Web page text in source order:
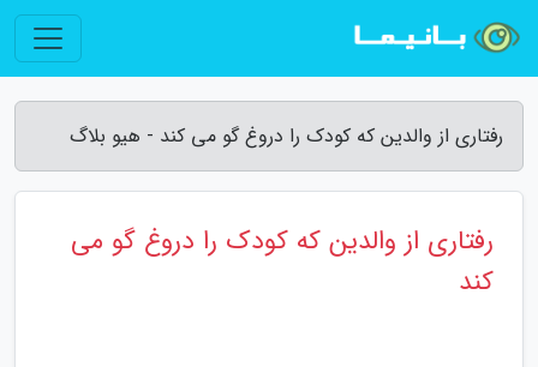
رفتاری از والدین که کودک را دروغ گو می کند - هیو بلاگ
رفتاری از والدین که کودک را دروغ گو می
کند